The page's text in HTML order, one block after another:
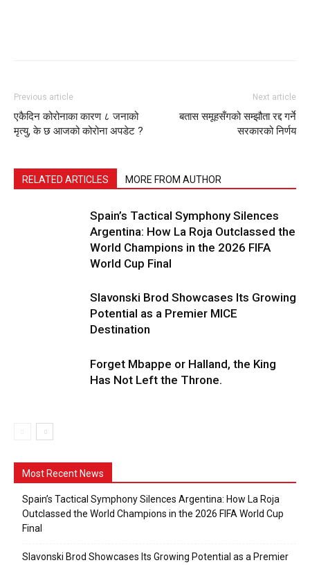
Previous article
एकैदिन कोरोनाका कारण ८ जनाको
मृत्यु, के छ आजको कोरोना अपडेट ?
Next article
बतास समूहसँगको सम्झौता रद्द गर्ने
सरकारको निर्णय
RELATED ARTICLES MORE FROM AUTHOR
Spain’s Tactical Symphony Silences
Argentina: How La Roja Outclassed the
World Champions in the 2026 FIFA
World Cup Final
Slavonski Brod Showcases Its Growing
Potential as a Premier MICE
Destination
Forget Mbappe or Halland, the King
Has Not Left the Throne.
Most Recent News
Spain’s Tactical Symphony Silences Argentina: How La Roja
Outclassed the World Champions in the 2026 FIFA World Cup
Final
Slavonski Brod Showcases Its Growing Potential as a Premier